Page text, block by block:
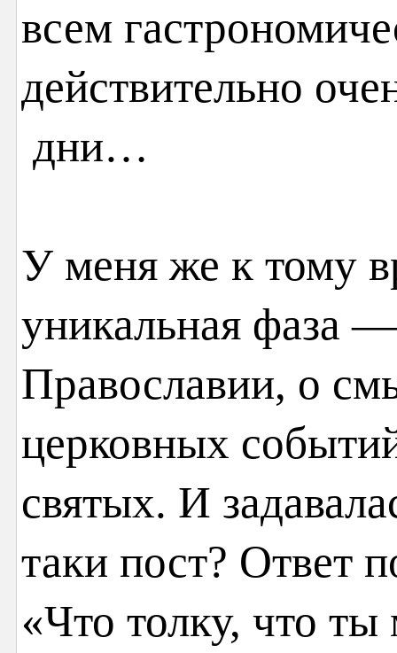
всем
действительно
дни…
У меня же к тому
уникальная фаза
Православии, о
церковных
святых. И
таки пост? Ответ
«Что толку, что